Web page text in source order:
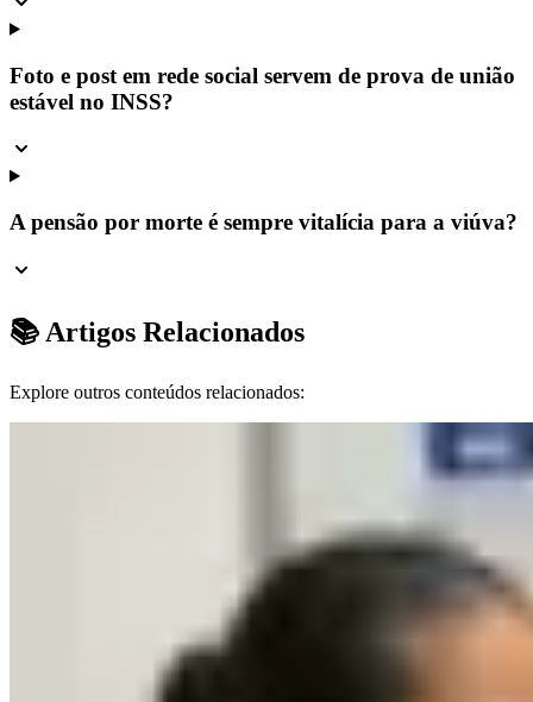
Foto e post em rede social servem de prova de união
estável no INSS?
A pensão por morte é sempre vitalícia para a viúva?
📚 Artigos Relacionados
Explore outros conteúdos relacionados: